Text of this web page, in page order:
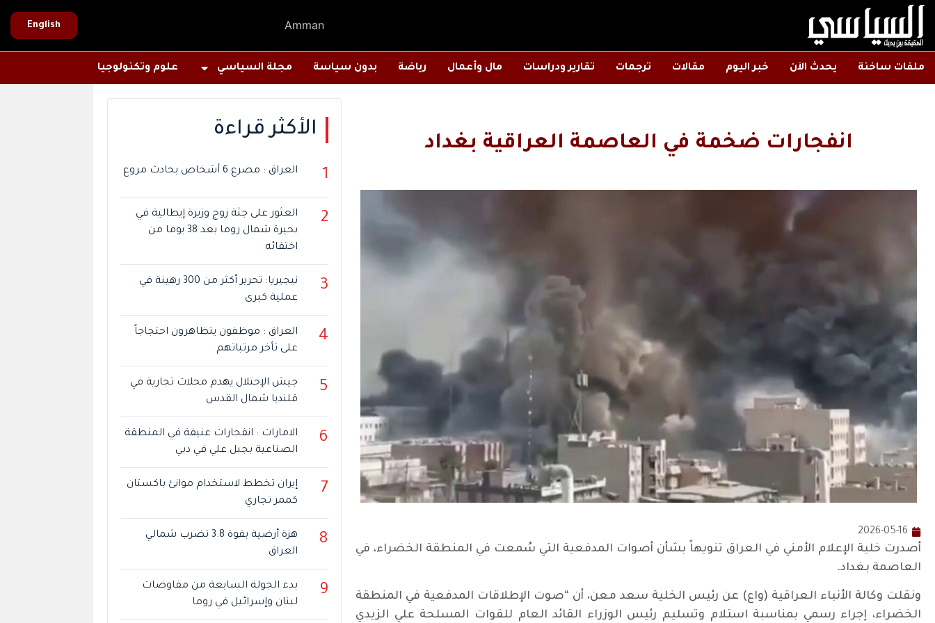
Amman
English
ملفات ساخنة يحدث الآن خبر اليوم مقالات ترجمات تقارير ودراسات مال وأعمال رياضة بدون سياسة مجلة السياسي علوم وتكنولوجيا
انفجارات ضخمة في العاصمة العراقية بغداد
2026-05-16
أصدرت خلية الإعلام الأمني في العراق تنويهاً بشأن أصوات المدفعية التي سُمعت في المنطقة الخضراء، في
العاصمة بغداد.
ونقلت وكالة الأنباء العراقية (واع) عن رئيس الخلية سعد معن، أن “صوت الإطلاقات المدفعية في المنطقة
الخضراء، إجراء رسمي بمناسبة استلام وتسليم رئيس الوزراء القائد العام للقوات المسلحة علي الزيدي
الأكثر قراءة
1 العراق : مصرع 6 أشخاص بحادث مروع
2
العثور على جثة زوج وزيرة إيطالية في
بحيرة شمال روما بعد 38 يوما من
اختفائه
3
نيجيريا: تحرير أكثر من 300 رهينة في
عملية كبرى
4
العراق : موظفون يتظاهرون احتجاجاً
على تأخر مرتباتهم
5
جيش الإحتلال يهدم محلات تجارية في
قلنديا شمال القدس
6
الامارات : انفجارات عنيفة في المنطقة
الصناعية بجبل علي في دبي
7
إيران تخطط لاستخدام موانئ باكستان
كممر تجاري
8
هزة أرضية بقوة 3.8 تضرب شمالي
العراق
9
بدء الجولة السابعة من مفاوضات
لبنان وإسرائيل في روما